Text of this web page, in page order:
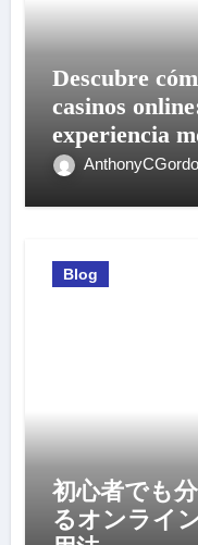
Descubre
casinos
experiencia
Blog
初心者でも
るオンライ